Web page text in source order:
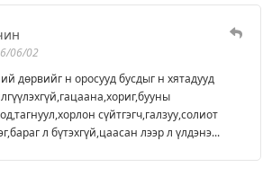
06/02
дөрвийг н оросууд бусдыг н хятадууд
сүйтгэгч,галзуу,солиот
л бүтэхгүй,цаасан лээр л үлдэнэ...